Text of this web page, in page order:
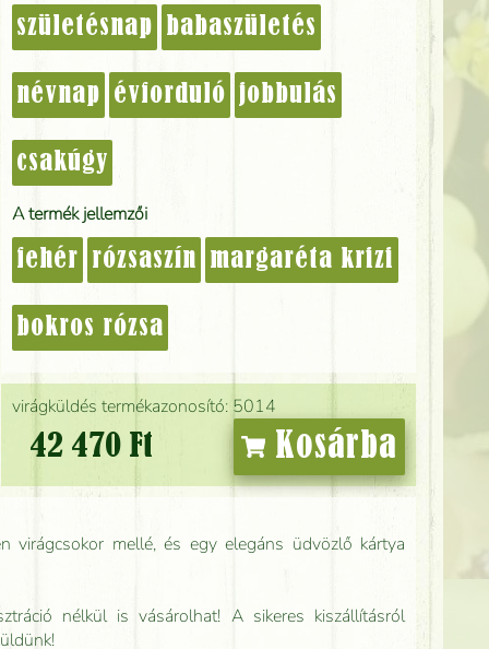
virágküldés termékazonosító: 5014
42 470 Ft Kosárba
születésnap babaszületés
névnap évforduló jobbulás
csakúgy
A termék jellemzői
fehér rózsaszín margaréta krizi
bokros rózsa
virágcsokor mellé, és egy elegáns üdvözlő kártya
nélkül is vásárolhat! A sikeres kiszállításról